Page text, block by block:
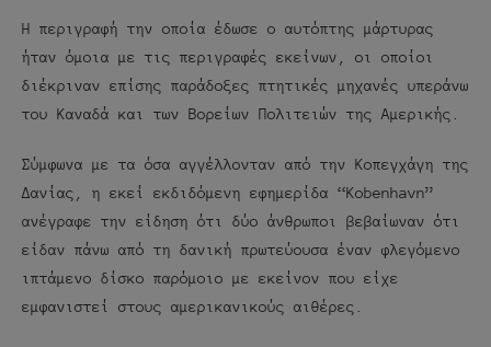
Η περιγραφή την οποία έδωσε ο αυτόπτης μάρτυρας
ήταν όμοια με τις περιγραφές εκείνων, οι οποίοι
διέκριναν επίσης παράδοξες πτητικές μηχανές υπεράνω
του Καναδά και των Βορείων Πολιτειών της Αμερικής.
Σύμφωνα με τα όσα αγγέλλονταν από την Κοπεγχάγη της
Δανίας, η εκεί εκδιδόμενη εφημερίδα “Kobenhavn”
ανέγραφε την είδηση ότι δύο άνθρωποι βεβαίωναν ότι
είδαν πάνω από τη δανική πρωτεύουσα έναν φλεγόμενο
ιπτάμενο δίσκο παρόμοιο με εκείνον που είχε
εμφανιστεί στους αμερικανικούς αιθέρες.